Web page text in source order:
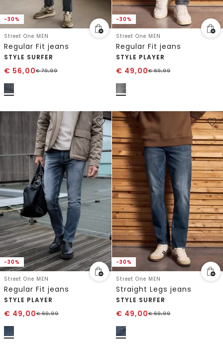
-30%
Street One MEN
Regular Fit jeans
STYLE SURFER
€ 56,00€79,99
-30%
Street One MEN
Regular Fit jeans
STYLE PLAYER
€ 49,00€69,99
-30%
Street One MEN
Regular Fit jeans
STYLE PLAYER
€ 49,00€69,99
-30%
Street One MEN
Straight Legs jeans
STYLE SURFER
€ 49,00€69,99